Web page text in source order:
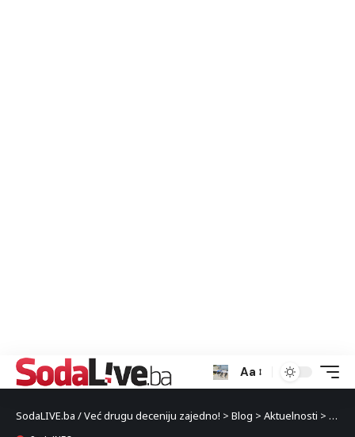
Aa
SodaLIVE.ba / Već drugu deceniju zajedno! > Blog > Aktuelnosti >